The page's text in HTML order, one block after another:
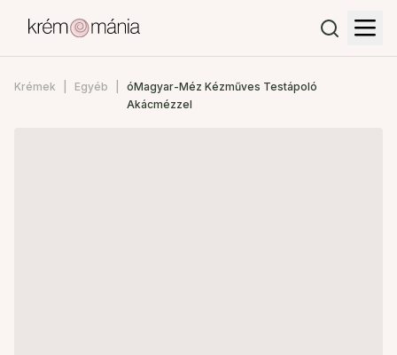
Krémek Egyéb
óMagyar-Méz Kézműves Testápoló
Akácmézzel